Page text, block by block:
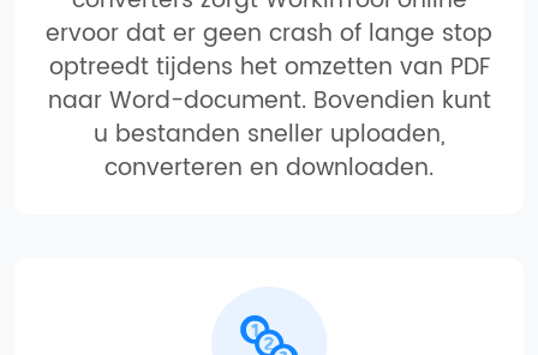
ervoor dat er geen crash of lange stop
optreedt tijdens het omzetten van PDF
naar Word-document. Bovendien kunt
u bestanden sneller uploaden,
converteren en downloaden.